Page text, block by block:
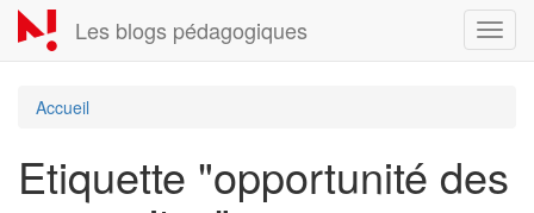
Aller
au
contenu
Les blogs pédagogiques
Accueil
Etiquette "opportunité des